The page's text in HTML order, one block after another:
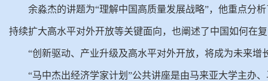
余淼杰的讲题为“理解中国高质量发展战略”，他重点分
持续扩大高水平对外开放等关键面向，也阐述了中国如何在
“创新驱动、产业升级及高水平对外开放，将成为未来
“马中杰出经济学家计划”公共讲座是由马来亚大学主办